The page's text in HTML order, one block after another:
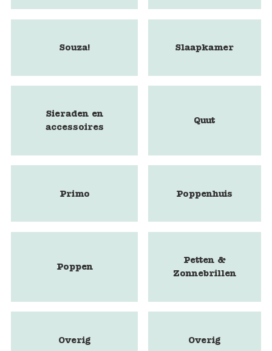
Souza! Slaapkamer
Sieraden en
accessoires
Quut
Primo Poppenhuis
Poppen
Petten &
Zonnebrillen
Overig Overig